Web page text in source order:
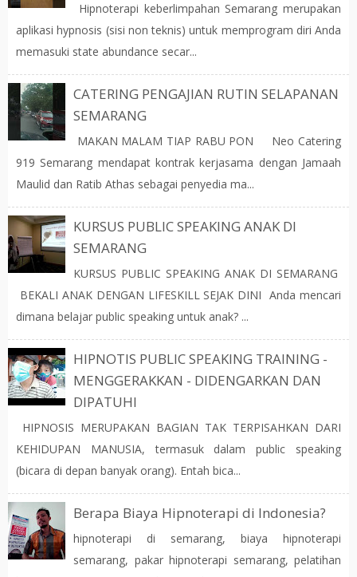
Hipnoterapi keberlimpahan Semarang merupakan
aplikasi hypnosis (sisi non teknis) untuk memprogram diri Anda
memasuki state abundance secar...
CATERING PENGAJIAN RUTIN SELAPANAN
SEMARANG
MAKAN MALAM TIAP RABU PON Neo Catering
919 Semarang mendapat kontrak kerjasama dengan Jamaah
Maulid dan Ratib Athas sebagai penyedia ma...
KURSUS PUBLIC SPEAKING ANAK DI
SEMARANG
KURSUS PUBLIC SPEAKING ANAK DI SEMARANG
BEKALI ANAK DENGAN LIFESKILL SEJAK DINI Anda mencari
dimana belajar public speaking untuk anak? ...
HIPNOTIS PUBLIC SPEAKING TRAINING -
MENGGERAKKAN - DIDENGARKAN DAN
DIPATUHI
HIPNOSIS MERUPAKAN BAGIAN TAK TERPISAHKAN DARI
KEHIDUPAN MANUSIA, termasuk dalam public speaking
(bicara di depan banyak orang). Entah bica...
Berapa Biaya Hipnoterapi di Indonesia?
hipnoterapi di semarang, biaya hipnoterapi
semarang, pakar hipnoterapi semarang, pelatihan